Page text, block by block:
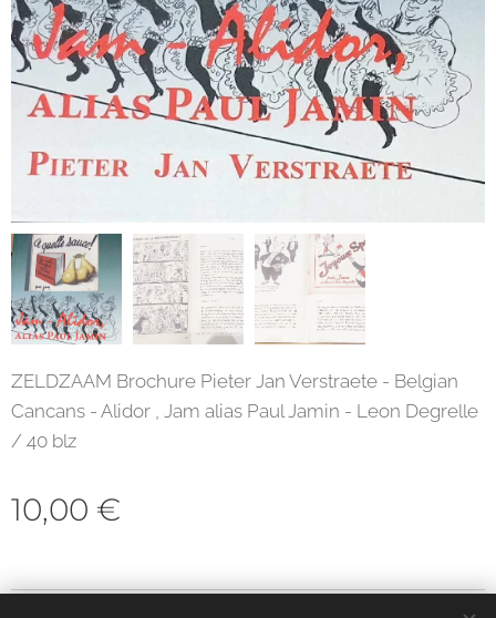
ZELDZAAM Brochure Pieter Jan Verstraete - Belgian
Cancans - Alidor , Jam alias Paul Jamin - Leon Degrelle
/ 40 blz
10,00 €